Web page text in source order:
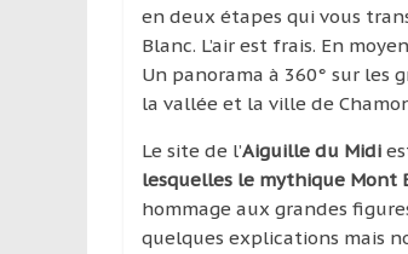
en deux étapes qui vous
Blanc. L’air est frais. En
Un panorama à 360° sur les
la vallée et la ville de
Le site de l’Aiguille du Midi
lesquelles le mythique Mont
hommage aux grandes
quelques explications mais